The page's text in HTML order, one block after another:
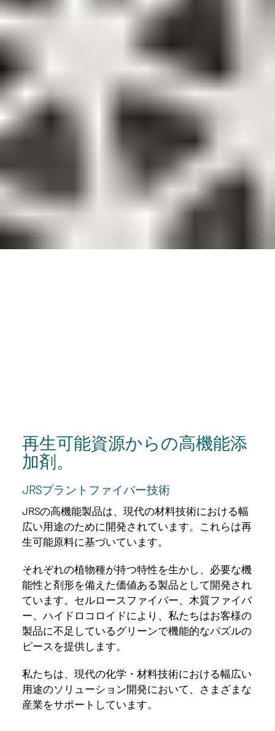
再生可能資源からの高機能添
加剤。
JRSプラントファイバー技術
JRSの高機能製品は、現代の材料技術における幅
広い用途のために開発されています。これらは再
生可能原料に基づいています。
それぞれの植物種が持つ特性を生かし、必要な機
能性と剤形を備えた価値ある製品として開発され
ています。セルロースファイバー、木質ファイバ
ー、ハイドロコロイドにより、私たちはお客様の
製品に不足しているグリーンで機能的なパズルの
ピースを提供します。
私たちは、現代の化学・材料技術における幅広い
用途のソリューション開発において、さまざまな
産業をサポートしています。